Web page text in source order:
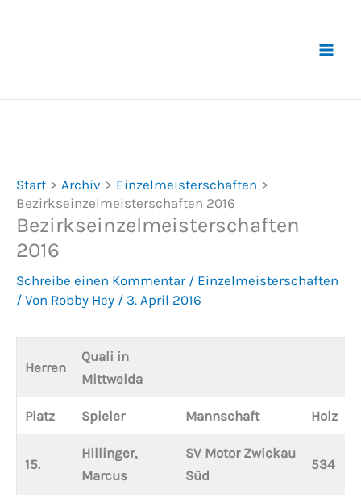
Start Archiv
Einzelmeisterschaften
Bezirkseinzelmeisterschaften 2016
Bezirkseinzelmeisterschaften
2016
Schreibe einen Kommentar / Einzelmeisterschaften
/ Von Robby Hey / 3. April 2016
Herren
Quali in
Mittweida
Platz Spieler Mannschaft Holz
15.
Hillinger,
Marcus
SV Motor Zwickau
Süd
534